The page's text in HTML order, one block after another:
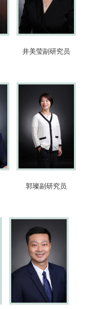
井美莹副研究员
郭璨副研究员